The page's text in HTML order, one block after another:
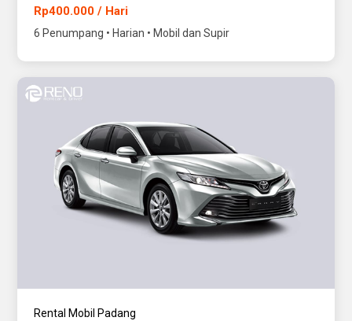
Rp400.000 / Hari
6 Penumpang • Harian • Mobil dan Supir
Rental Mobil Padang